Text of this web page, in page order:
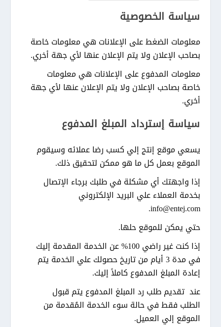
سياسة الخصوصية
معلومات الضغط على الإعلانات هي معلومات خاصة
بصاحب الإعلان ولا يتم الإعلان عنها لأي جهة أخري.
معلومات المدفوع على الإعلانات هي معلومات
خاصة بصاحب الإعلان ولا يتم الإعلان عنها لأي جهة
أخري.
سياسة إسترداد المبلغ المدفوع
يسعي موقع إنتج إلي كسب رضا عملائه وسيقوم
الموقع بعمل كل ما هو ممكن لتحقيق ذلك.
إذا واجهتك أي مشكلة في طلبك برجاء الإتصال
بخدمة العملاء علي البريد الإلكتروني
info@entej.com.
حتي يمكن للموقع حلها.
إذا كنت غير راضي 100% عن الخدمة المقدمة إليك
في مدة 3 أيام من تاريخ حصولك علي الخدمة يتم
إعادة المبلغ المدفوع كاملاً إليك.
عند تقديم طلب رد المبلغ المدفوع يتم قبول
الطلب فقط في حالة سوء الخدمة المُقدمة من
الموقع إلي العميل.